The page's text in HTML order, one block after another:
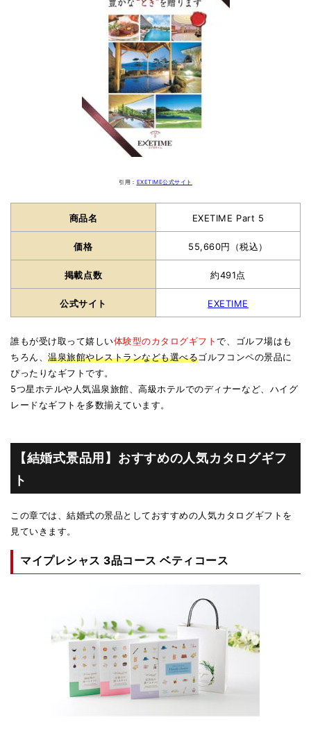
引用： EXETIME公式サイト
商品名 EXETIME Part 5
価格 55,660円（税込）
掲載点数 約491点
公式サイト EXETIME
誰もが受け取って嬉しい体験型のカタログギフトで、ゴルフ場はも
ちろん、温泉旅館やレストランなども選べるゴルフコンペの景品に
ぴったりなギフトです。
5つ星ホテルや人気温泉旅館、高級ホテルでのディナーなど、ハイグ
レードなギフトを多数揃えています。
【結婚式景品用】おすすめの人気カタログギフ
ト
この章では、結婚式の景品としておすすめの人気カタログギフトを
見ていきます。
マイプレシャス 3品コース ベティコース